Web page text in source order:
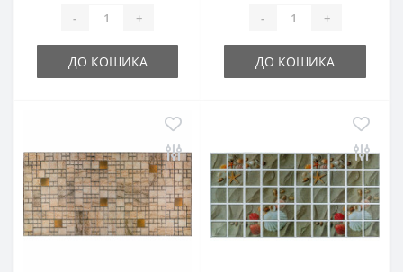
- +
ДО КОШИКА
- +
ДО КОШИКА